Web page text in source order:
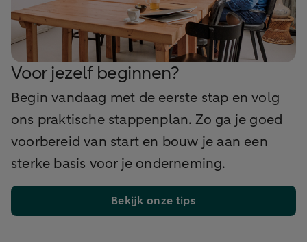
Voor jezelf beginnen?
Begin vandaag met de eerste stap en volg
ons praktische stappenplan. Zo ga je goed
voorbereid van start en bouw je aan een
sterke basis voor je onderneming.
Bekijk onze tips